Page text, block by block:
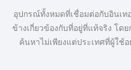
อุปกรณ์ทั้งหมดที่เชื่อมต่อกับอินเท
ข้างเกี่ยวข้องกับที่อยู่ที่แท้จริง โด
ค้นหาไม่เพียงแต่ประเทศที่ผู้ใ